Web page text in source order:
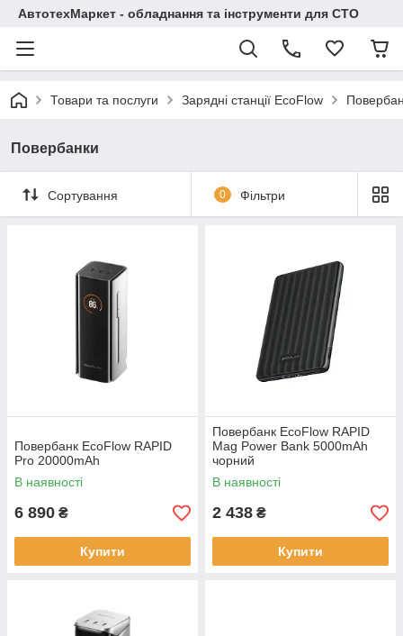
АвтотехМаркет - обладнання та інструменти для СТО
Товари та послуги Зарядні станції EcoFlow
Повербанки
Сортування 0 Фільтри
Повербанк EcoFlow RAPID
Pro 20000mAh
В наявності
6 890 ₴
Купити
Повербанк EcoFlow RAPID
Mag Power Bank 5000mAh
чорний
В наявності
2 438 ₴
Купити